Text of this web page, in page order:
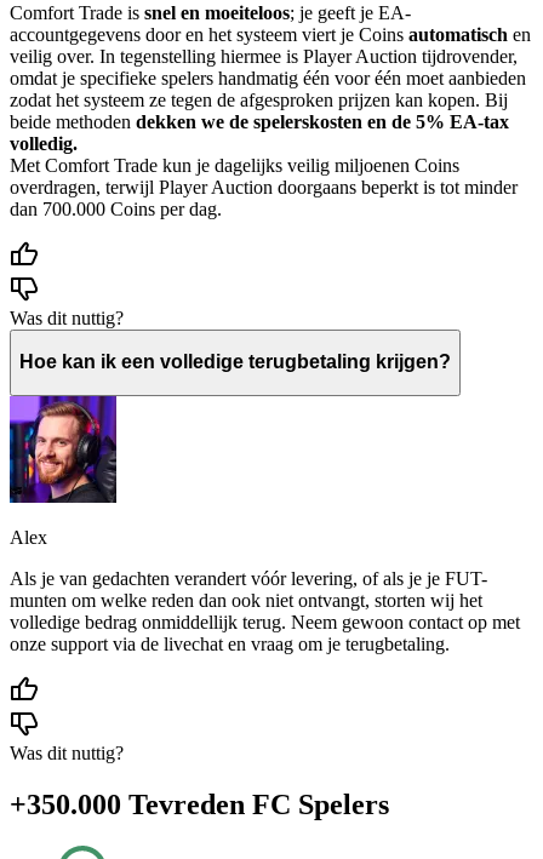
Comfort Trade is snel en moeiteloos; je geeft je EA-
accountgegevens door en het systeem viert je Coins automatisch en
veilig over. In tegenstelling hiermee is Player Auction tijdrovender,
omdat je specifieke spelers handmatig één voor één moet aanbieden
zodat het systeem ze tegen de afgesproken prijzen kan kopen. Bij
beide methoden dekken we de spelerskosten en de 5% EA-tax
volledig.
Met Comfort Trade kun je dagelijks veilig miljoenen Coins
overdragen, terwijl Player Auction doorgaans beperkt is tot minder
dan 700.000 Coins per dag.
Was dit nuttig?
Hoe kan ik een volledige terugbetaling krijgen?
Alex
Als je van gedachten verandert vóór levering, of als je je FUT-
munten om welke reden dan ook niet ontvangt, storten wij het
volledige bedrag onmiddellijk terug. Neem gewoon contact op met
onze support via de livechat en vraag om je terugbetaling.
Was dit nuttig?
+350.000 Tevreden FC Spelers